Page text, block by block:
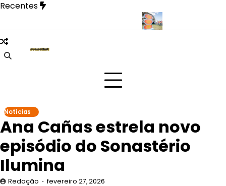
Skip
content
Recentes
fase mais íntima em novo EP
Notícias
Ana Cañas estrela novo
episódio do Sonastério
Ilumina
Redação fevereiro 27, 2026